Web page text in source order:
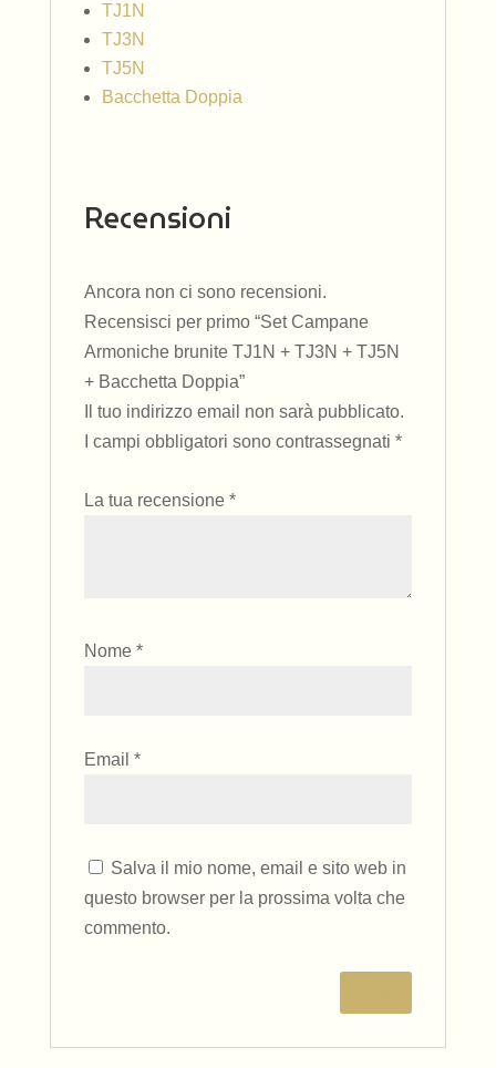
TJ1N
TJ3N
TJ5N
Bacchetta Doppia
Recensioni
Ancora non ci sono recensioni.
Recensisci per primo “Set Campane
Armoniche brunite TJ1N + TJ3N + TJ5N
+ Bacchetta Doppia”
Il tuo indirizzo email non sarà pubblicato.
I campi obbligatori sono contrassegnati *
La tua recensione *
Nome *
Email *
Salva il mio nome, email e sito web in
questo browser per la prossima volta che
commento.